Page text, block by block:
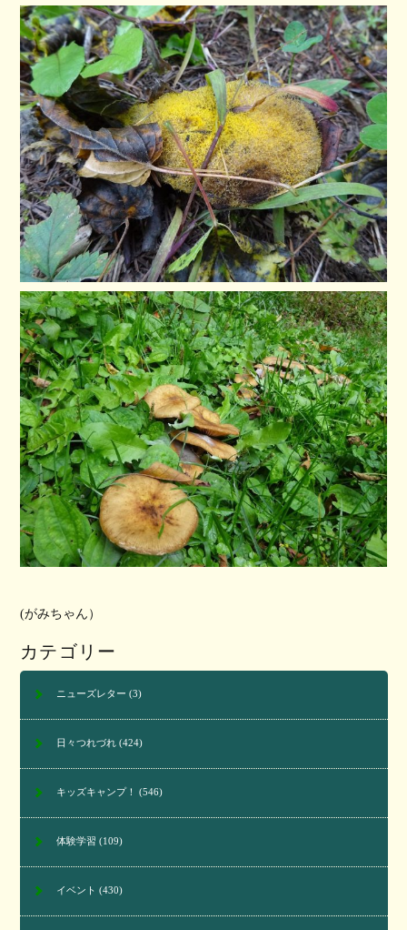
(がみちゃん）
カテゴリー
ニューズレター (3)
日々つれづれ(424)
キッズキャンプ！ (546)
体験学習 (109)
イベント (430)